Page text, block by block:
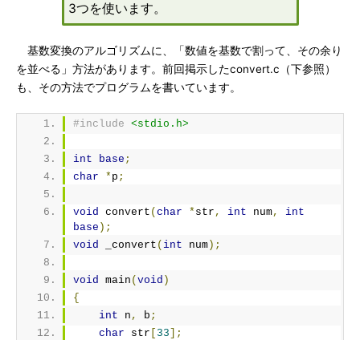
3つを使います。
基数変換のアルゴリズムに、「数値を基数で割って、その余り
を並べる」方法があります。前回掲示したconvert.c（下参照）
も、その方法でプログラムを書いています。
#include <stdio.h>
int base ;
char
* p ;
void convert ( char * str , int num,
int
base );
void _convert ( int num);
void main ( void )
{
int n , b ;
char str 33 ];